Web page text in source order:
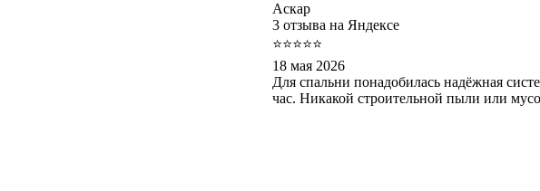
Аскар
3 отзыва на Яндексе
⭐⭐⭐⭐⭐
18 мая 2026
Для спальни понадобилась надёжная
час. Никакой строительной пыли или